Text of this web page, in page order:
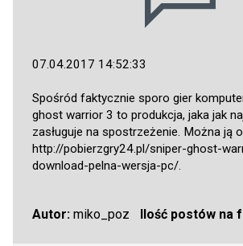
07.04.2017 14:52:33
Spośród faktycznie sporo gier
ghost warrior 3 to produkcja, jaka jak
zasługuje na spostrzeżenie. Można ją
http://pobierzgry24.pl/sniper-ghost-
download-pelna-wersja-pc/.
Autor: miko_poz Ilość postów na